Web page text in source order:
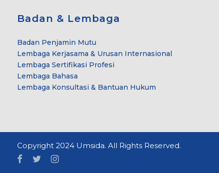
Badan & Lembaga
Badan Penjamin Mutu
Lembaga Kerjasama & Urusan Internasional
Lembaga Sertifikasi Profesi
Lembaga Bahasa
Lembaga Konsultasi & Bantuan Hukum
Copyright 2024 Umsida. All Rights Reserved.